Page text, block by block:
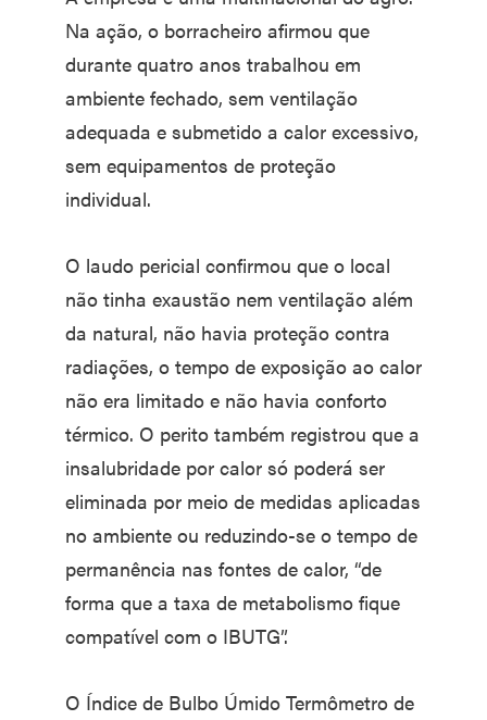
Na ação, o borracheiro afirmou que
durante quatro anos trabalhou em
ambiente fechado, sem ventilação
adequada e submetido a calor excessivo,
sem equipamentos de proteção
individual.
O laudo pericial confirmou que o local
não tinha exaustão nem ventilação além
da natural, não havia proteção contra
radiações, o tempo de exposição ao calor
não era limitado e não havia conforto
térmico. O perito também registrou que a
insalubridade por calor só poderá ser
eliminada por meio de medidas aplicadas
no ambiente ou reduzindo-se o tempo de
permanência nas fontes de calor, “de
forma que a taxa de metabolismo fique
compatível com o IBUTG”.
O Índice de Bulbo Úmido Termômetro de